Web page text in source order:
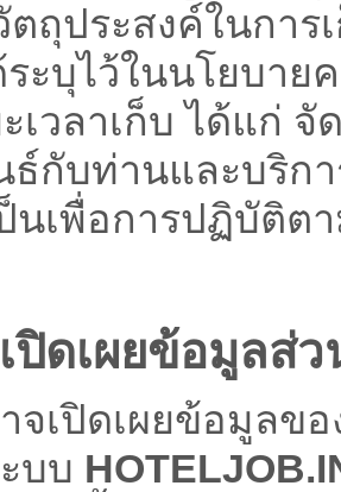
ตถุประสงค์ในกา
ะบุไว้ในนโยบา
เวลาเก็บ ได้แก่
กับท่านและบริกา
ป็นเพื่อการปฏิบัติ
ปิดเผยข้อมูลส่
ปิดเผยข้อมูลขอ
บบ